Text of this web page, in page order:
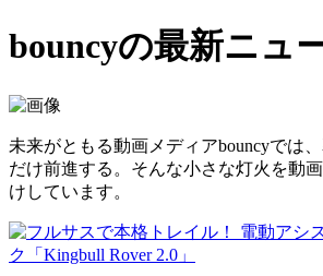
bouncyの最新ニュ
未来がともる動画メディアbouncyでは
だけ前進する。そんな小さな灯火を動
けしています。